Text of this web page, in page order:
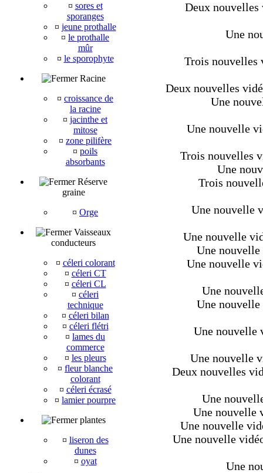
¤ sores et
sporanges
¤ jeune prothalle
¤ le prothalle
mûr
¤ le sporophyte
Racine
¤ croissance de
la racine
¤ jacinthe et
mitose
¤ zone pilifère
¤ poils
absorbants
Réserve
graine
¤ Orge
Vaisseaux
conducteurs
¤ céleri colorant
¤ céleri CT
¤ céleri CL
¤ céleri
technique
¤ céleri bilan
¤ céleri flétri
¤ lames du
commerce
¤ les pleurs
¤ fleur blanche
colorant
¤ céleri écrasé
¤ lamier pourpre
plantes
¤ liseron des
dunes
¤ oyat
Deux nouvelles
Une
Trois nouvelles
Deux nouvelles
Une
Une nouvelle
Trois nouvelles
Une
Trois
Une nouvelle
Une nouvelle
Une
Une nouvelle
Une
Une
Une nouvelle
Une nouvelle
Deux nouvelles
Une
Une nouvelle
Une nouvelle
Une nouvelle
Une